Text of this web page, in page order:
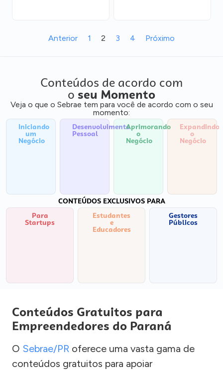
Anterior 1 2 3 4 Próximo
Conteúdos de acordo com
o seu Momento
Veja o que o Sebrae tem para você de acordo com o seu
momento:
Iniciando
um
Negócio
Desenvolvimento
Pessoal
Aprimorando
o
Negócio
Expandindo
o
Negócio
CONTEÚDOS EXCLUSIVOS PARA
Para
Startups
Estudantes
e
Educadores
Gestores
Públicos
Conteúdos Gratuitos para
Empreendedores do Paraná
O Sebrae/PR oferece uma vasta gama de
conteúdos gratuitos para apoiar